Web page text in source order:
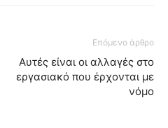
Επόμενο άρθρο
Αυτές είναι οι αλλαγές στο
εργασιακό που έρχονται με
νόμο